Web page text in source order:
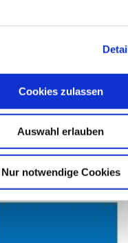
Cookies zulassen
Auswahl erlauben
Nur notwendige Cookies